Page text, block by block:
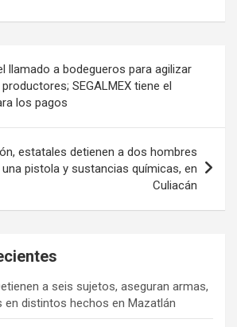
llamado a bodegueros para agilizar
SEGALMEX tiene el
los pagos
estatales detienen a dos hombres
pistola y sustancias químicas, en
Culiacán
a seis sujetos, aseguran armas,
en distintos hechos en Mazatlán